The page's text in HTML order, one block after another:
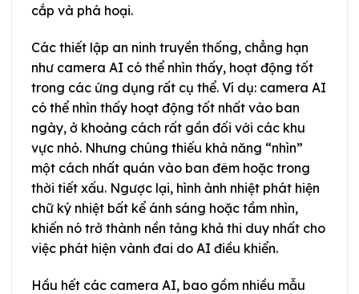
cắp và phá hoại.
Các thiết lập an ninh truyền thống, chẳng hạn
như camera AI có thể nhìn thấy, hoạt động tốt
trong các ứng dụng rất cụ thể. Ví dụ: camera AI
có thể nhìn thấy hoạt động tốt nhất vào ban
ngày, ở khoảng cách rất gần đối với các khu
vực nhỏ. Nhưng chúng thiếu khả năng “nhìn”
một cách nhất quán vào ban đêm hoặc trong
thời tiết xấu. Ngược lại, hình ảnh nhiệt phát hiện
chữ ký nhiệt bất kể ánh sáng hoặc tầm nhìn,
khiến nó trở thành nền tảng khả thi duy nhất cho
việc phát hiện vành đai do AI điều khiển.
Hầu hết các camera AI, bao gồm nhiều mẫu